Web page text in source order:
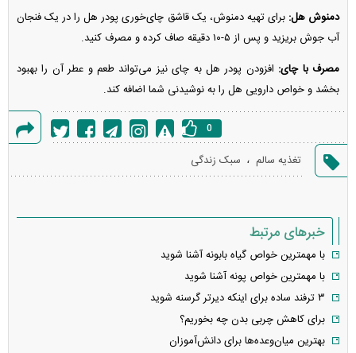
دمنوش هل: برای تهیه دمنوش، یک قاشق چای‌خوری پودر هل را در یک فنجان
آب جوش بریزید و پس از ۵-۱۰ دقیقه صاف کرده و مصرف کنید.
مصرف با چای: افزودن پودر هل به چای نیز می‌تواند طعم و عطر آن را بهبود
بخشد و خواص دارویی هل را به نوشیدنی شما اضافه کند.
خطا
0
تغذیه سالم ، سبک زندگی
خبرهای مرتبط
با مهمترین خواص گیاه بابونه آشنا شوید
با مهمترین خواص پونه آشنا شوید
۳ ترفند ساده برای اینکه دیرتر گرسنه شوید
برای کاهش چربی بدن چه بخوریم؟
بهترین میان‌وعده‌ها برای دانش‌آموزان